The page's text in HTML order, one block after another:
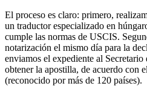
El proceso es claro: primero,
un traductor especializado en
cumple las normas de USCIS.
notarización el mismo día para la
enviamos el expediente al
obtener la apostilla, de acuerdo con
(reconocido por más de 120 países).